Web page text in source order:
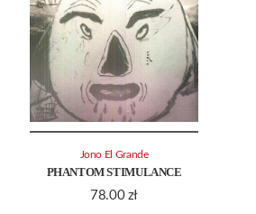
PHANTOM STIMULANCE
78.00 zł
Jono El Grande